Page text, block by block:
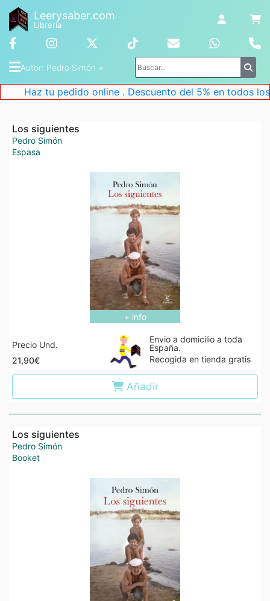
Leerysaber.com
Librería
Autor: Pedro Simón ×
Haz tu pedido online . Descuento del 5% en todos los
Los siguientes
Pedro Simón
Espasa
+ info
Precio Und.
21,90€
Envio a domicilio a toda
España.
Recogida en tienda gratis
Añadir
Los siguientes
Pedro Simón
Booket